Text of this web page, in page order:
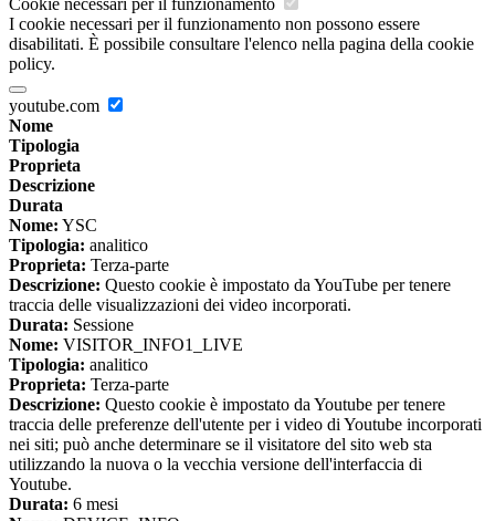
Cookie necessari per il funzionamento
I cookie necessari per il funzionamento non possono essere
disabilitati. È possibile consultare l'elenco nella pagina della cookie
policy.
youtube.com
Nome
Tipologia
Proprieta
Descrizione
Durata
Nome: YSC
Tipologia: analitico
Proprieta: Terza-parte
Descrizione: Questo cookie è impostato da YouTube per tenere
traccia delle visualizzazioni dei video incorporati.
Durata: Sessione
Nome: VISITOR_INFO1_LIVE
Tipologia: analitico
Proprieta: Terza-parte
Descrizione: Questo cookie è impostato da Youtube per tenere
traccia delle preferenze dell'utente per i video di Youtube incorporati
nei siti; può anche determinare se il visitatore del sito web sta
utilizzando la nuova o la vecchia versione dell'interfaccia di
Youtube.
Durata: 6 mesi